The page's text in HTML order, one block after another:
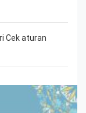
Cek aturan